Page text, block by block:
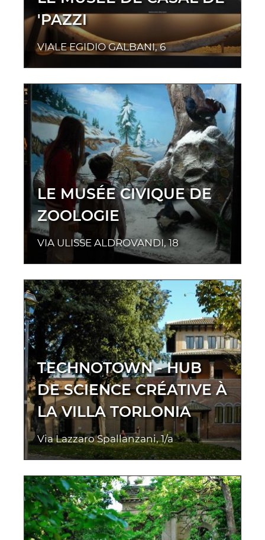
'PAZZI
VIALE EGIDIO GALBANI, 6
LE MUSÉE CIVIQUE DE
ZOOLOGIE
VIA ULISSE ALDROVANDI, 18
TECHNOTOWN - HUB
DE SCIENCE CRÉATIVE À
LA VILLA TORLONIA
Via Lazzaro Spallanzani, 1/a